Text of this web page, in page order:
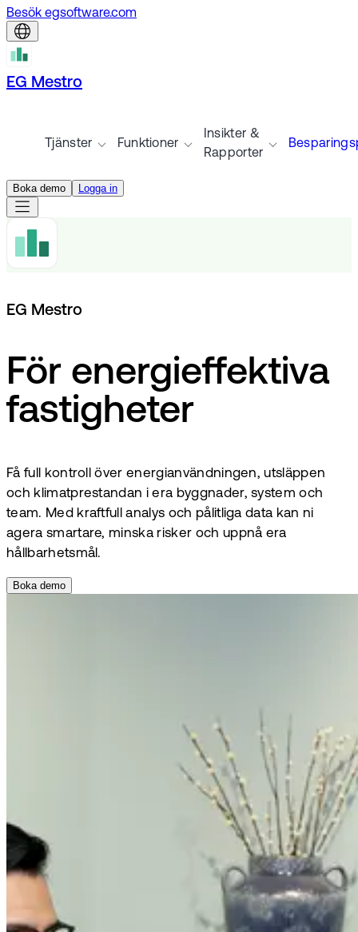
Besök egsoftware.com
EG Mestro
Tjänster Funktioner
Insikter &
Rapporter
Boka demo Logga in
EG Mestro
För energieffektiva
fastigheter
Få full kontroll över energianvändningen, utsläppen
och klimatprestandan i era byggnader, system och
team. Med kraftfull analys och pålitliga data kan ni
agera smartare, minska risker och uppnå era
hållbarhetsmål.
Boka demo